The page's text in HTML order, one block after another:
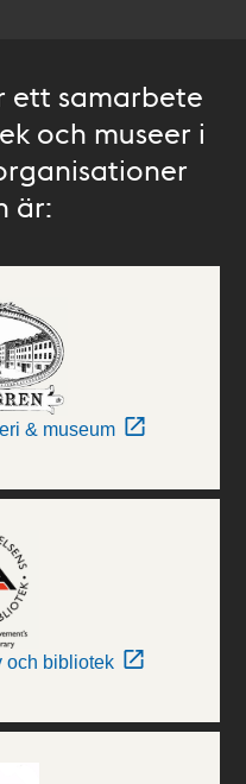
ett samarbete
och museer i
är:
& museum
och bibliotek